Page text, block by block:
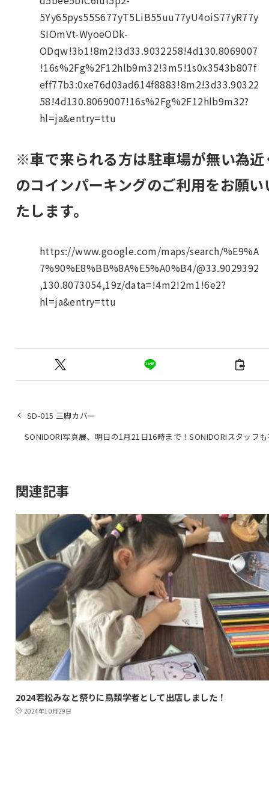
5Yy65pys55S677yT5LiB55uu77yU4oiS77yR77y
SIOmVt-WyoeODk-
ODqw!3b1!8m2!3d33.9032258!4d130.8069007
!16s%2Fg%2F12hlb9m32!3m5!1s0x3543b807f
eff77b3:0xe76d03ad614f8883!8m2!3d33.90322
58!4d130.8069007!16s%2Fg%2F12hlb9m32?
hl=ja&entry=ttu
※車で来られる方は駐車場が無い為近
のコインパーキングのご利用をお願い
たします。
https://www.google.com/maps/search/%E9%A
7%90%E8%BB%8A%E5%A0%B4/@33.9029392
,130.8073054,19z/data=!4m2!2m1!6e2?
hl=ja&entry=ttu
SD-015 三脚カバー
SONIDORI写真展、明日の1月21日16時まで！SONIDORIスタッフ
関連記事
2024若松みなと祭りに鳥類学者として出店しました！
2024年10月29日